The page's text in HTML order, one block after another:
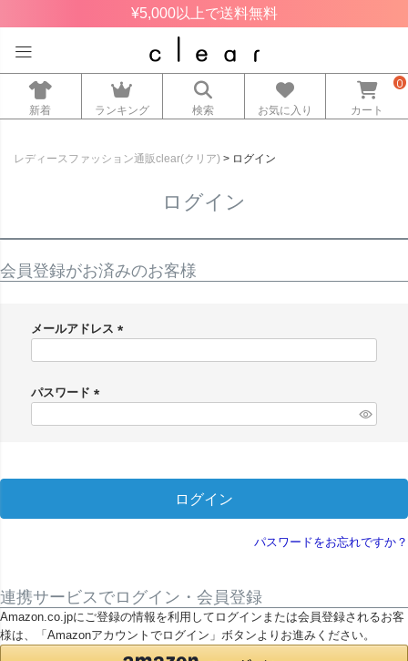
¥5,000以上で送料無料
新着 ランキング 検索 お気に入り カート
0
レディースファッション通販clear(クリア) ログイン
ログイン
会員登録がお済みのお客様
メールアドレス
)
パスワード
ログイン
パスワードをお忘れですか？
連携サービスでログイン・会員登録
Amazon.co.jpにご登録の情報を利用してログインまたは会員登録されるお客
様は、「Amazonアカウントでログイン」ボタンよりお進みください。